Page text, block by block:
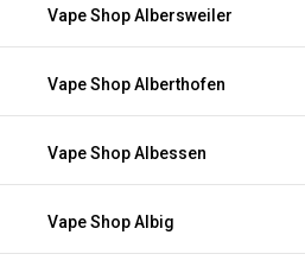
Vape Shop Albersweiler
Vape Shop Alberthofen
Vape Shop Albessen
Vape Shop Albig